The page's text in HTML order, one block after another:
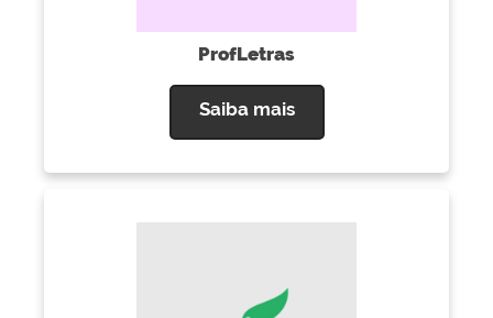
ProfLetras
Saiba mais